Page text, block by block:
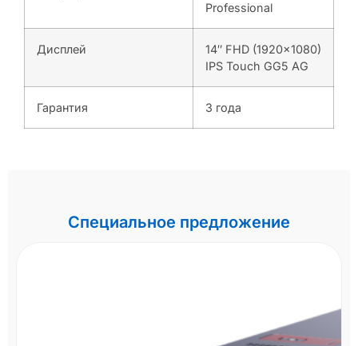
Professional
Дисплей
14″ FHD (1920×1080)
IPS Touch GG5 AG
Гарантия 3 года
Специальное предложение